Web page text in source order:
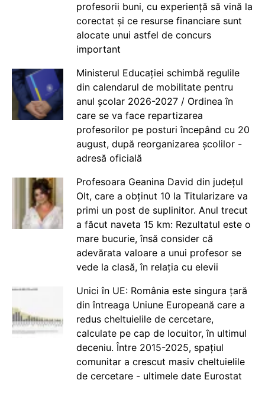
profesorii buni, cu experiență să vină la
corectat și ce resurse financiare sunt
alocate unui astfel de concurs
important
Ministerul Educației schimbă regulile
din calendarul de mobilitate pentru
anul școlar 2026-2027 / Ordinea în
care se va face repartizarea
profesorilor pe posturi începând cu 20
august, după reorganizarea școlilor -
adresă oficială
Profesoara Geanina David din județul
Olt, care a obținut 10 la Titularizare va
primi un post de suplinitor. Anul trecut
a făcut naveta 15 km: Rezultatul este o
mare bucurie, însă consider că
adevărata valoare a unui profesor se
vede la clasă, în relația cu elevii
Unici în UE: România este singura țară
din întreaga Uniune Europeană care a
redus cheltuielile de cercetare,
calculate pe cap de locuitor, în ultimul
deceniu. Între 2015-2025, spațiul
comunitar a crescut masiv cheltuielile
de cercetare - ultimele date Eurostat